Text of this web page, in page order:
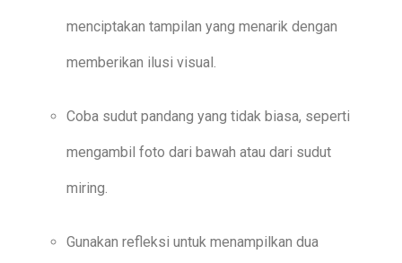
menciptakan tampilan yang menarik dengan
memberikan ilusi visual.
Coba sudut pandang yang tidak biasa, seperti
mengambil foto dari bawah atau dari sudut
miring.
Gunakan refleksi untuk menampilkan dua